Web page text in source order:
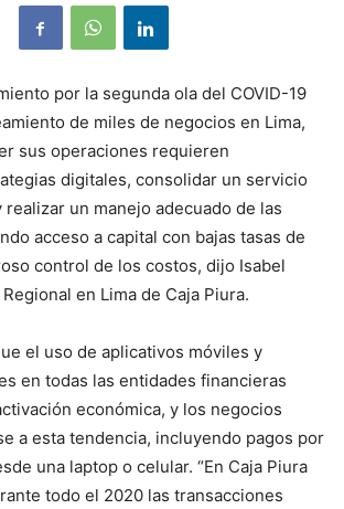
por la segunda ola del COVID-19
de miles de negocios en Lima,
sus operaciones requieren
digitales, consolidar un servicio
un manejo adecuado de las
acceso a capital con bajas tasas de
control de los costos, dijo Isabel
en Lima de Caja Piura.
el uso de aplicativos móviles y
en todas las entidades financieras
económica, y los negocios
a esta tendencia, incluyendo pagos por
una laptop o celular. “En Caja Piura
todo el 2020 las transacciones